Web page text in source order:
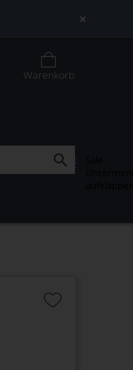
Warenkorb
SALE